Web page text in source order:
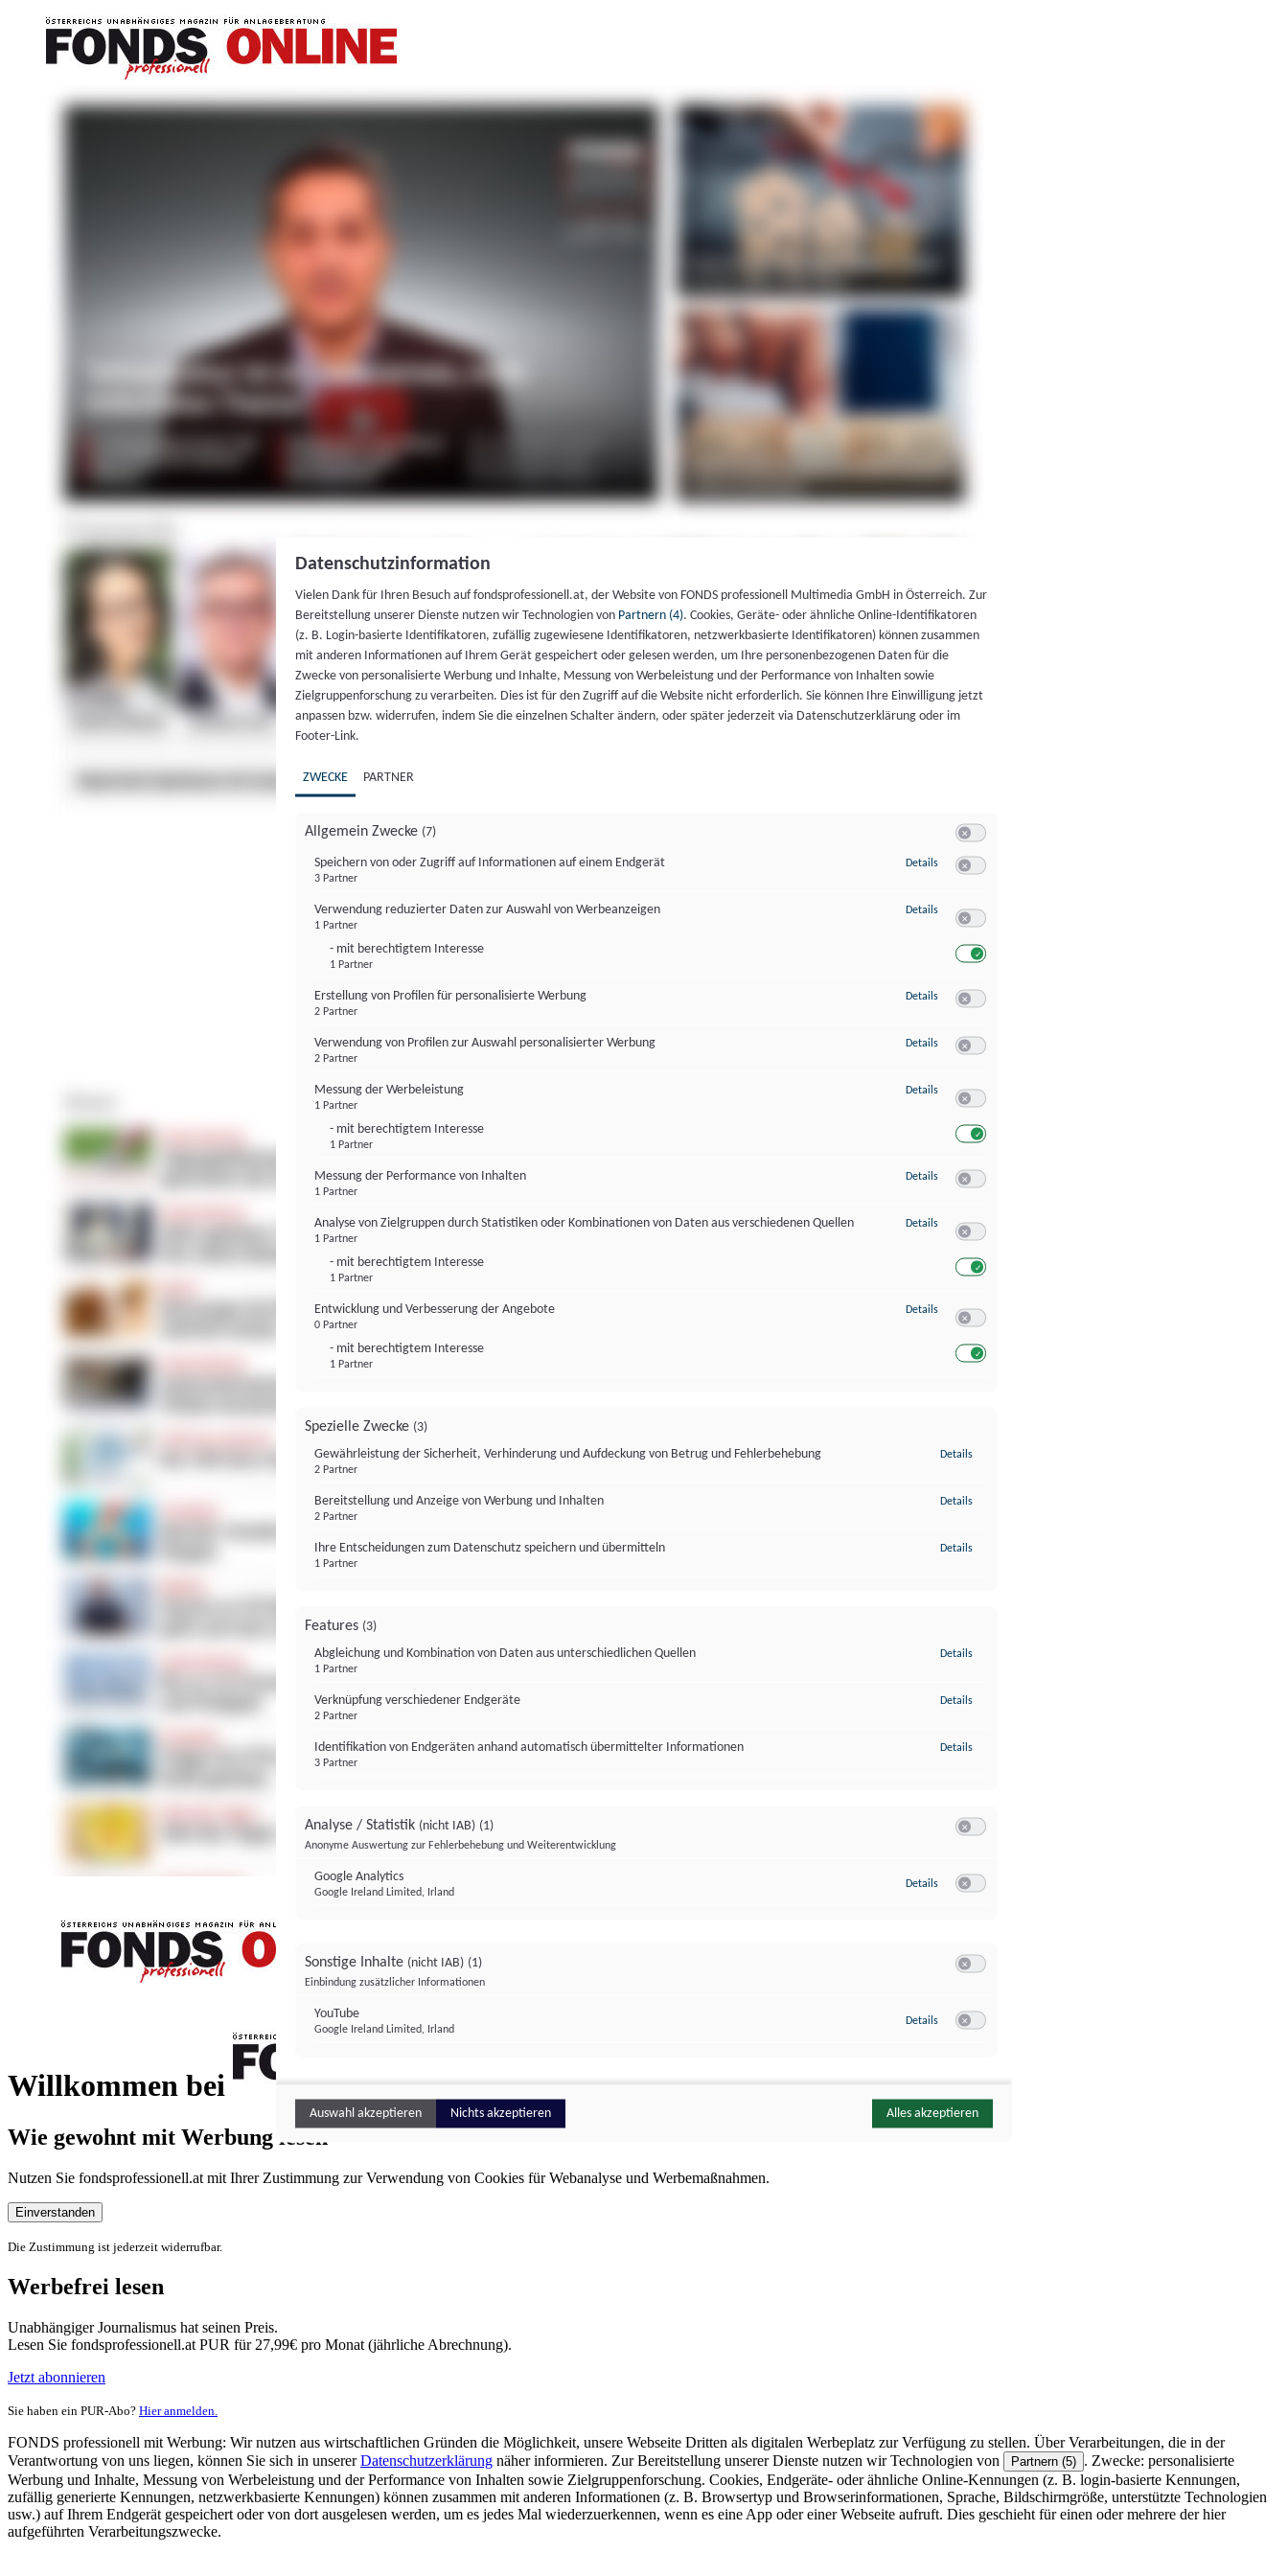
Willkommen bei
FONDS professionell
Wie gewohnt mit Werbung lesen
Nutzen Sie fondsprofessionell.at mit Ihrer Zustimmung zur Verwendung von Cookies für Webanalyse und Werbemaßnahmen.
Einverstanden
Die Zustimmung ist jederzeit widerrufbar.
Werbefrei lesen
Unabhängiger Journalismus hat seinen Preis.
Lesen Sie fondsprofessionell.at PUR für 27,99€ pro Monat (jährliche Abrechnung).
Jetzt abonnieren
Sie haben ein PUR-Abo? Hier anmelden.
FONDS professionell mit Werbung: Wir nutzen aus wirtschaftlichen Gründen die Möglichkeit, unsere Webseite Dritten als digitalen Werbeplatz zur Verfügung zu stellen. Über Verarbeitungen, die in der
Verantwortung von uns liegen, können Sie sich in unsererDatenschutzerklärung näher informieren. Zur Bereitstellung unserer Dienste nutzen wir Technologien von Partnern (5) . Zwecke: personalisierte
Werbung und Inhalte, Messung von Werbeleistung und der Performance von Inhalten sowie Zielgruppenforschung. Cookies, Endgeräte- oder ähnliche Online-Kennungen (z. B. login-basierte Kennungen,
zufällig generierte Kennungen, netzwerkbasierte Kennungen) können zusammen mit anderen Informationen (z. B. Browsertyp und Browserinformationen, Sprache, Bildschirmgröße, unterstützte Technologien
usw.) auf Ihrem Endgerät gespeichert oder von dort ausgelesen werden, um es jedes Mal wiederzuerkennen, wenn es eine App oder einer Webseite aufruft. Dies geschieht für einen oder mehrere der hier
aufgeführten Verarbeitungszwecke.
Datenschutzinformation
Vielen Dank für Ihren Besuch auf fondsprofessionell.at, der Website von FONDS professionell Multimedia GmbH in Österreich. Zur
Bereitstellung unserer Dienste nutzen wir Technologien von Partnern (4). Cookies, Geräte- oder ähnliche Online-Identifikatoren
(z. B. Login-basierte Identifikatoren, zufällig zugewiesene Identifikatoren, netzwerkbasierte Identifikatoren) können zusammen
mit anderen Informationen auf Ihrem Gerät gespeichert oder gelesen werden, um Ihre personenbezogenen Daten für die
Zwecke von personalisierte Werbung und Inhalte, Messung von Werbeleistung und der Performance von Inhalten sowie
Zielgruppenforschung zu verarbeiten. Dies ist für den Zugriff auf die Website nicht erforderlich. Sie können Ihre Einwilligung jetzt
anpassen bzw. widerrufen, indem Sie die einzelnen Schalter ändern, oder später jederzeit via Datenschutzerklärung oder im
Footer-Link.
ZWECKE PARTNER
Allgemein Zwecke (7)
Speichern von oder Zugriff auf Informationen auf einem Endgerät
3 Partner
Details zu Speichern von oder Zugriff auf Informationen auf einem Endgerät
Verwendung reduzierter Daten zur Auswahl von Werbeanzeigen
1 Partner
- mit berechtigtem Interesse
1 Partner
Details zu Verwendung reduzierter Daten zur Auswahl von Werbeanzeigen
Erstellung von Profilen für personalisierte Werbung
2 Partner
Details zu Erstellung von Profilen für personalisierte Werbung
Verwendung von Profilen zur Auswahl personalisierter Werbung
2 Partner
Details zu Verwendung von Profilen zur Auswahl personalisierter Werbung
Messung der Werbeleistung
1 Partner
- mit berechtigtem Interesse
1 Partner
Details zu Messung der Werbeleistung
Messung der Performance von Inhalten
1 Partner
Details zu Messung der Performance von Inhalten
Analyse von Zielgruppen durch Statistiken oder Kombinationen von Daten aus verschiedenen Quellen
1 Partner
- mit berechtigtem Interesse
1 Partner
Details zu Analyse von Zielgruppen durch Statistiken oder Kombinationen von
Entwicklung und Verbesserung der Angebote
0 Partner
- mit berechtigtem Interesse
1 Partner
Details zu Entwicklung und Verbesserung der Angebote
Spezielle Zwecke (3)
Gewährleistung der Sicherheit, Verhinderung und Aufdeckung von Betrug und Fehlerbehebung
2 Partner
Details
Bereitstellung und Anzeige von Werbung und Inhalten
2 Partner
Details
Ihre Entscheidungen zum Datenschutz speichern und übermitteln
1 Partner
Details
Features (3)
Abgleichung und Kombination von Daten aus unterschiedlichen Quellen
1 Partner
Details
Verknüpfung verschiedener Endgeräte
2 Partner
Details
Identifikation von Endgeräten anhand automatisch übermittelter Informationen
3 Partner
Details
Analyse / Statistik (nicht IAB) (1)
Anonyme Auswertung zur Fehlerbehebung und Weiterentwicklung
Google Analytics
Google Ireland Limited, Irland
Details zu Google Analytics
Sonstige Inhalte (nicht IAB) (1)
Einbindung zusätzlicher Informationen
YouTube
Google Ireland Limited, Irland
Details zu YouTube
Auswahl akzeptieren Nichts akzeptieren Alles akzeptieren